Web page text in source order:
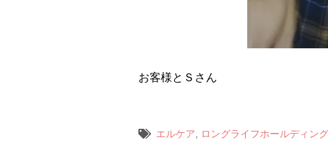
お客様とＳさん
エルケア ロングライフホールディング